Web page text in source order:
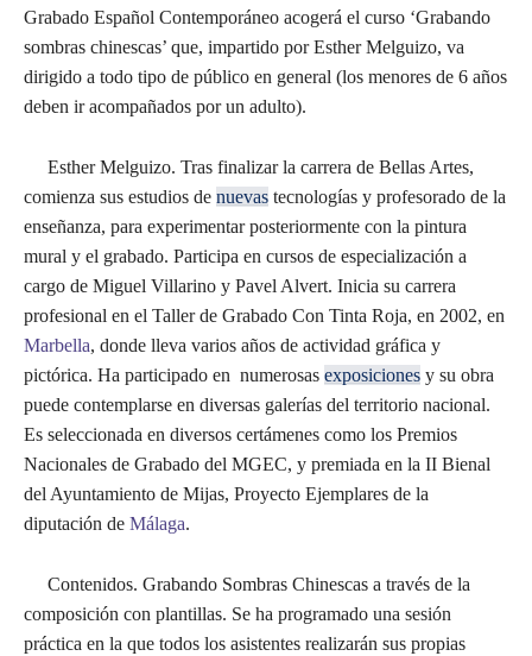
Grabado Español Contemporáneo acogerá el curso ‘Grabando
sombras chinescas’ que, impartido por Esther Melguizo, va
dirigido a todo tipo de público en general (los menores de 6 años
deben ir acompañados por un adulto).
Esther Melguizo. Tras finalizar la carrera de Bellas Artes,
comienza sus estudios de nuevas tecnologías y profesorado de la
enseñanza, para experimentar posteriormente con la pintura
mural y el grabado. Participa en cursos de especialización a
cargo de Miguel Villarino y Pavel Alvert. Inicia su carrera
profesional en el Taller de Grabado Con Tinta Roja, en 2002, en
Marbella, donde lleva varios años de actividad gráfica y
pictórica. Ha participado en numerosas exposiciones y su obra
puede contemplarse en diversas galerías del territorio nacional.
Es seleccionada en diversos certámenes como los Premios
Nacionales de Grabado del MGEC, y premiada en la II Bienal
del Ayuntamiento de Mijas, Proyecto Ejemplares de la
diputación de Málaga.
Contenidos. Grabando Sombras Chinescas a través de la
composición con plantillas. Se ha programado una sesión
práctica en la que todos los asistentes realizarán sus propias